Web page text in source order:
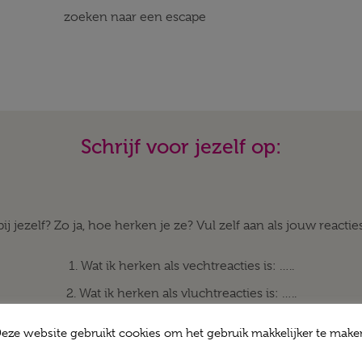
zoeken naar een escape
Schrijf voor jezelf op:
jezelf? Zo ja, hoe herken je ze? Vul zelf aan als jouw
1. Wat ik herken als vechtreacties is: …..
2. Wat ik herken als vluchtreacties is: …..
website gebruikt cookies om het gebruik makkelijker te